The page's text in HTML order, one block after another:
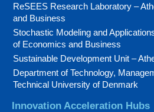
ReSEES Research Laboratory –
and Business
Stochastic Modeling and
of Economics and Business
Sustainable Development Unit –
Department of Technology,
Technical University of Denmark
Innovation Acceleration Hubs